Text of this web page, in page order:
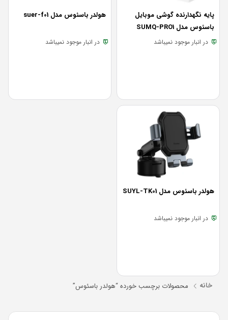
پایه نگهدارنده گوشی موبایل
باسئوس مدل SUMQ-PRO1
در انبار موجود نمیباشد
هولدر باسئوس مدل suer-f01
در انبار موجود نمیباشد
هولدر باسئوس مدل SUYL-TK01
در انبار موجود نمیباشد
خانه محصولات برچسب خورده “هولدر باسئوس”